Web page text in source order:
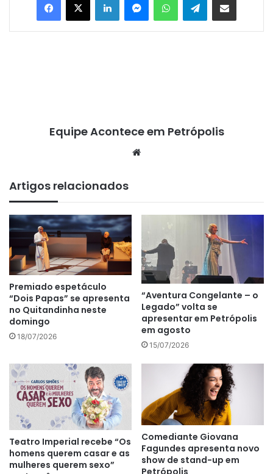
Equipe Acontece em Petrópolis
Artigos relacionados
Premiado espetáculo
“Dois Papas” se apresenta
no Quitandinha neste
domingo
18/07/2026
“Aventura Congelante – o
Legado” volta se
apresentar em Petrópolis
em agosto
15/07/2026
Teatro Imperial recebe “Os
homens querem casar e as
mulheres querem sexo”
Comediante Giovana
Fagundes apresenta novo
show de stand-up em
Petrópolis